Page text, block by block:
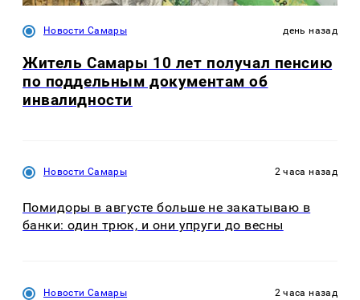
Новости Самары день назад
Житель Самары 10 лет получал пенсию
по поддельным документам об
инвалидности
Новости Самары 2 часа назад
Помидоры в августе больше не закатываю в
банки: один трюк, и они упруги до весны
Новости Самары 2 часа назад